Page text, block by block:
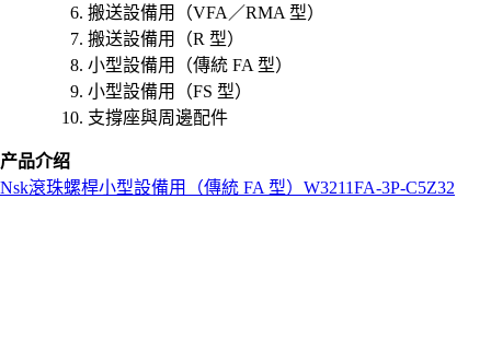
搬送設備用（VFA／RMA 型）
搬送設備用（R 型）
小型設備用（傳統 FA 型）
小型設備用（FS 型）
支撐座與周邊配件
产品介绍
Nsk滾珠螺桿小型設備用（傳統 FA 型） W3211FA-3P-C5Z32